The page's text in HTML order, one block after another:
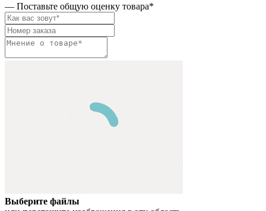
— Поставьте общую оценку товара*
Выберите файлы